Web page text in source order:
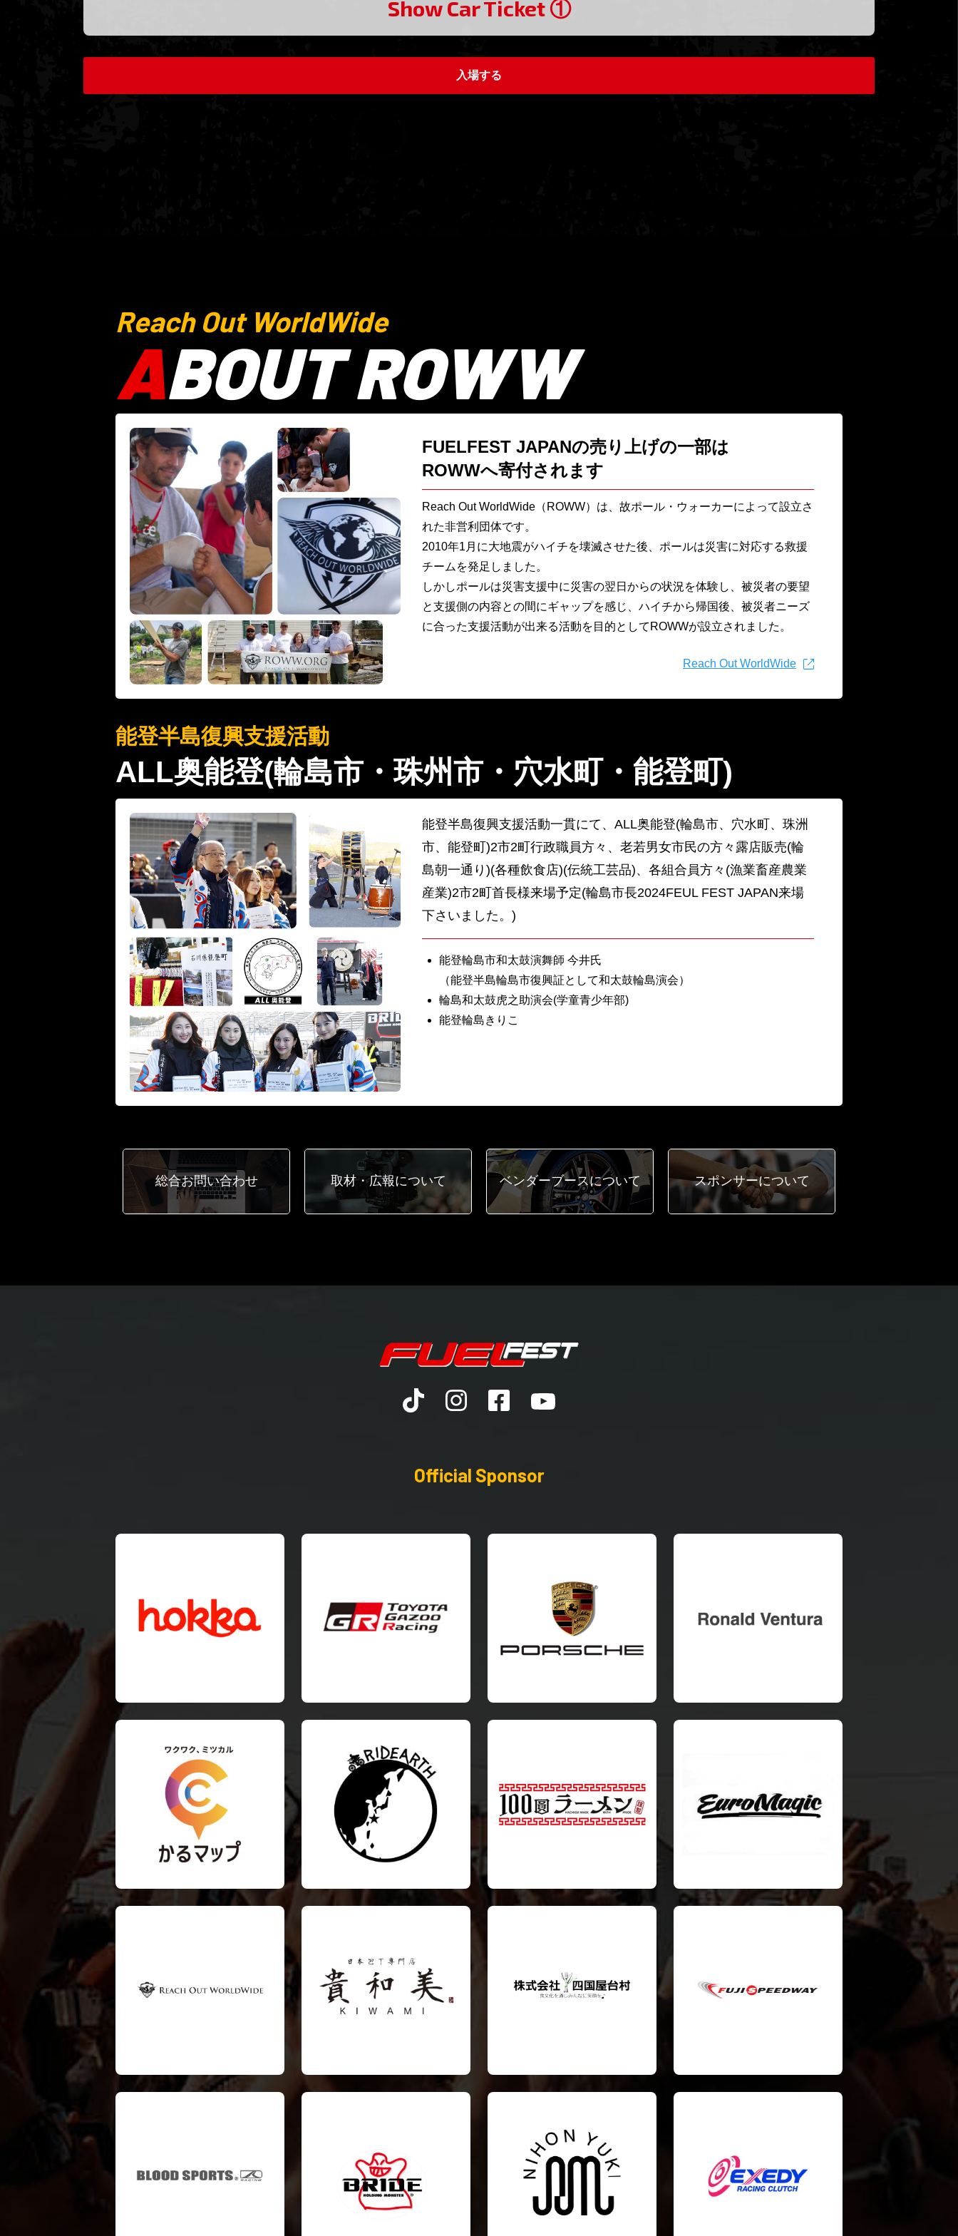
Show Car Ticket ①
Reach Out WorldWide
ABOUT ROWW
FUELFEST JAPANの売り上げの一部は
ROWWへ寄付されます
Reach Out WorldWide（ROWW）は、故ポール・ウォーカーによって設立さ
れた非営利団体です。
2010年1月に大地震がハイチを壊滅させた後、ポールは災害に対応する救援
チームを発足しました。
しかしポールは災害支援中に災害の翌日からの状況を体験し、被災者の要望
と支援側の内容との間にギャップを感じ、ハイチから帰国後、被災者ニーズ
に合った支援活動が出来る活動を目的としてROWWが設立されました。
Reach Out WorldWide
能登半島復興支援活動
ALL奥能登(輪島市・珠州市・穴水町・能登町)
能登半島復興支援活動一貫にて、ALL奥能登(輪島市、穴水町、珠洲
市、能登町)2市2町行政職員方々、老若男女市民の方々露店販売(輪
島朝一通り)(各種飲食店)(伝統工芸品)、各組合員方々(漁業畜産農業
産業)2市2町首長様来場予定(輪島市長2024FEUL FEST JAPAN来場
下さいました。)
能登輪島市和太鼓演舞師 今井氏
（能登半島輪島市復興証として和太鼓輪島演会）
輪島和太鼓虎之助演会(学童青少年部)
能登輪島きりこ
総合お問い合わせ 取材・広報について ベンダーブースについて スポンサーについて
Official Sponsor